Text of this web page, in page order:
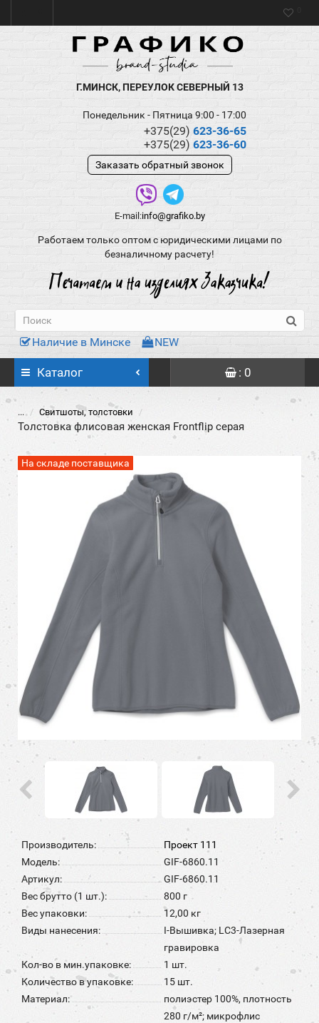
Г.МИНСК, ПЕРЕУЛОК СЕВЕРНЫЙ 13
Понедельник - Пятница 9:00 - 17:00
+375(29) 623-36-65
+375(29) 623-36-60
Заказать обратный звонок
E-mail:info@grafiko.by
Работаем только оптом с юридическими лицами по
безналичному расчету!
Наличие в Минске NEW
Каталог : 0
... Свитшоты, толстовки
Толстовка флисовая женская Frontflip серая
На складе поставщика
Производитель:
Проект 111
Модель:
GIF-6860.11
Артикул:
GIF-6860.11
Вес брутто (1 шт.):
800 г
Вес упаковки:
12,00 кг
Виды нанесения:
I-Вышивка; LC3-Лазерная
гравировка
Кол-во в мин.упаковке:
1 шт.
Количество в упаковке:
15 шт.
Материал:
полиэстер 100%, плотность
280 г/м²; микрофлис